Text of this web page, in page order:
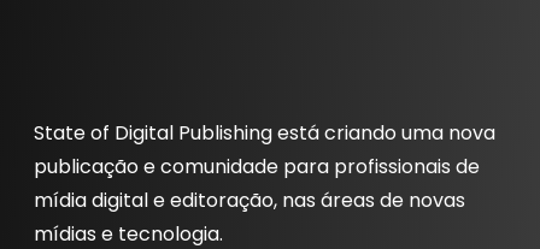
State of Digital Publishing está criando uma nova
publicação e comunidade para profissionais de
mídia digital e editoração, nas áreas de novas
mídias e tecnologia.